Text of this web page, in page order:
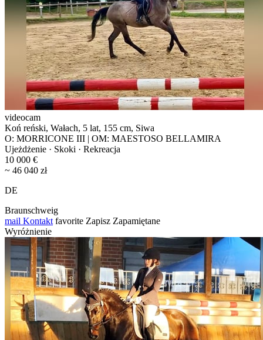
videocam
Koń reński, Wałach, 5 lat, 155 cm, Siwa
O: MORRICONE III | OM: MAESTOSO BELLAMIRA
Ujeżdżenie · Skoki · Rekreacja
10 000 €
~ 46 040 zł
DE
Braunschweig
mail Kontakt favorite Zapisz Zapamiętane
Wyróżnienie